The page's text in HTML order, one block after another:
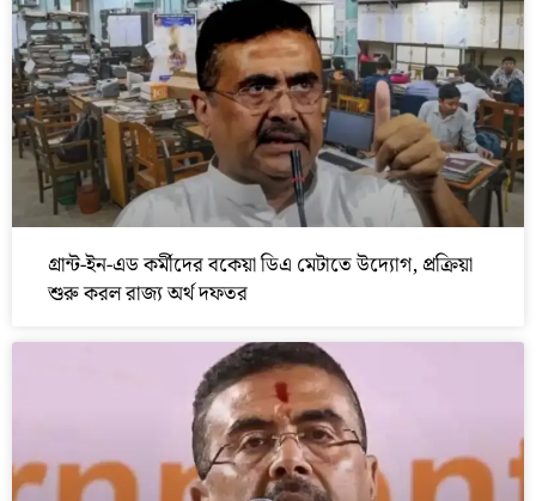
গ্রান্ট-ইন-এড কর্মীদের বকেয়া ডিএ মেটাতে উদ্যোগ, প্রক্রিয়া
শুরু করল রাজ্য অর্থ দফতর